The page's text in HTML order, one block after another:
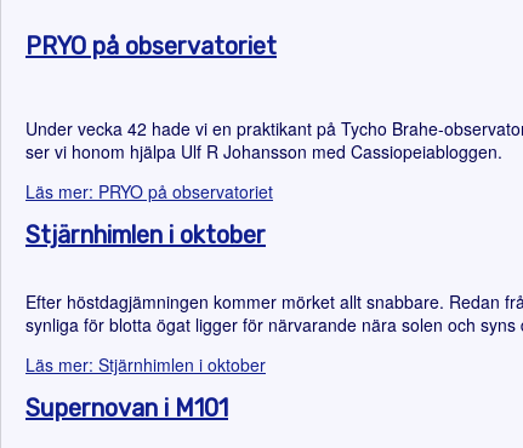
PRYO på observatoriet
Under vecka 42 hade vi en praktikant på Tycho Brahe-
ser vi honom hjälpa Ulf R Johansson med Cassiopeiabloggen.
Läs mer: PRYO på observatoriet
Stjärnhimlen i oktober
Efter höstdagjämningen kommer mörket allt snabbare. Redan
synliga för blotta ögat ligger för närvarande nära solen och
Läs mer: Stjärnhimlen i oktober
Supernovan i M101